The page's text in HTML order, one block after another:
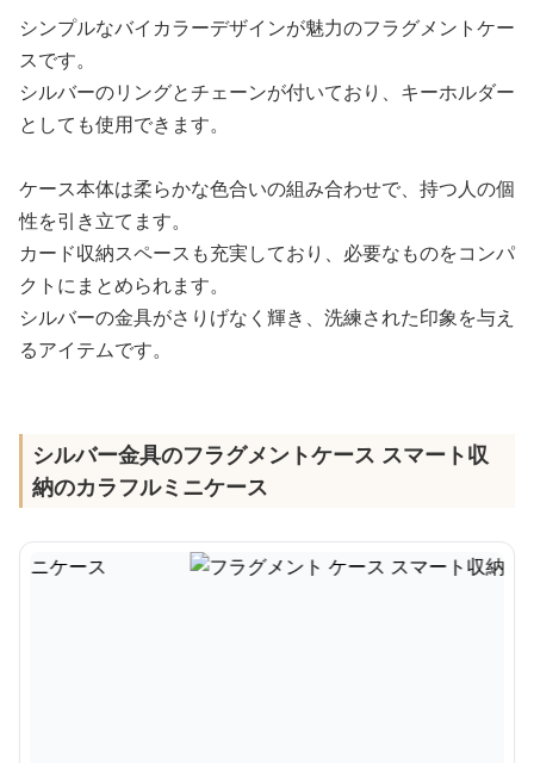
シンプルなバイカラーデザインが魅力のフラグメントケー
スです。
シルバーのリングとチェーンが付いており、キーホルダー
としても使用できます。
ケース本体は柔らかな色合いの組み合わせで、持つ人の個
性を引き立てます。
カード収納スペースも充実しており、必要なものをコンパ
クトにまとめられます。
シルバーの金具がさりげなく輝き、洗練された印象を与え
るアイテムです。
シルバー金具のフラグメントケース スマート収
納のカラフルミニケース